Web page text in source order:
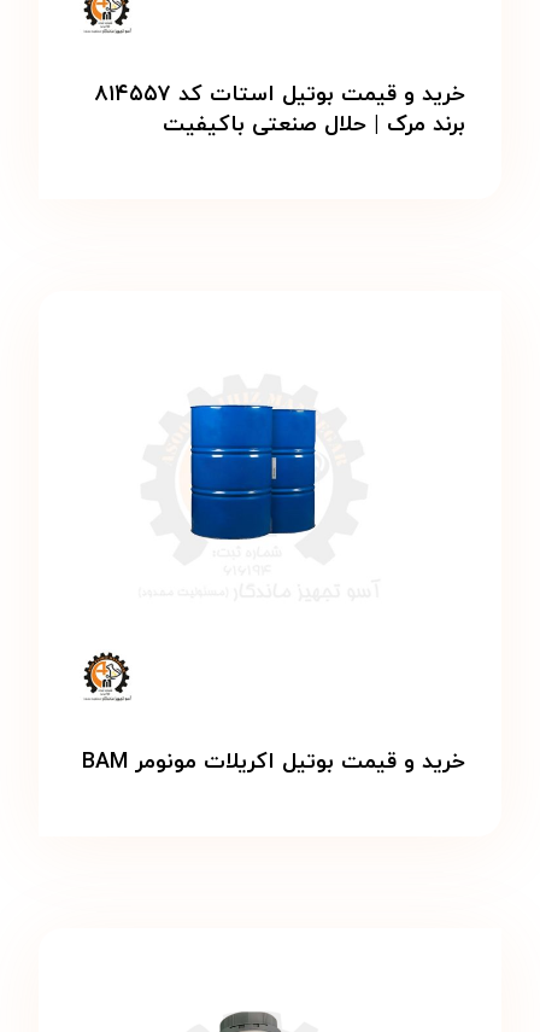
خرید و قیمت بوتیل استات کد ۸۱۴۵۵۷
برند مرک | حلال صنعتی باکیفیت
خرید و قیمت بوتیل اکریلات مونومر BAM